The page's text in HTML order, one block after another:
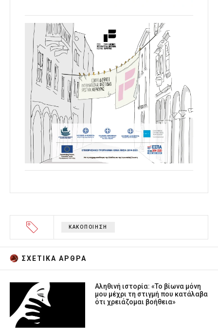
ΚΑΚΟΠΟΙΗΣΗ
ΣΧΕΤΙΚA AΡΘΡΑ
Αληθινή ιστορία: «Το βίωνα μόνη
μου μέχρι τη στιγμή που κατάλαβα
ότι χρειάζομαι βοήθεια»